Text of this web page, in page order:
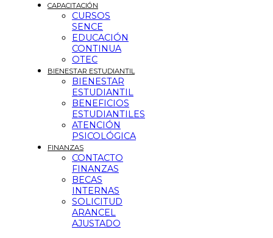
CAPACITACIÓN
CURSOS
SENCE
EDUCACIÓN
CONTINUA
OTEC
BIENESTAR ESTUDIANTIL
BIENESTAR
ESTUDIANTIL
BENEFICIOS
ESTUDIANTILES
ATENCIÓN
PSICOLÓGICA
FINANZAS
CONTACTO
FINANZAS
BECAS
INTERNAS
SOLICITUD
ARANCEL
AJUSTADO